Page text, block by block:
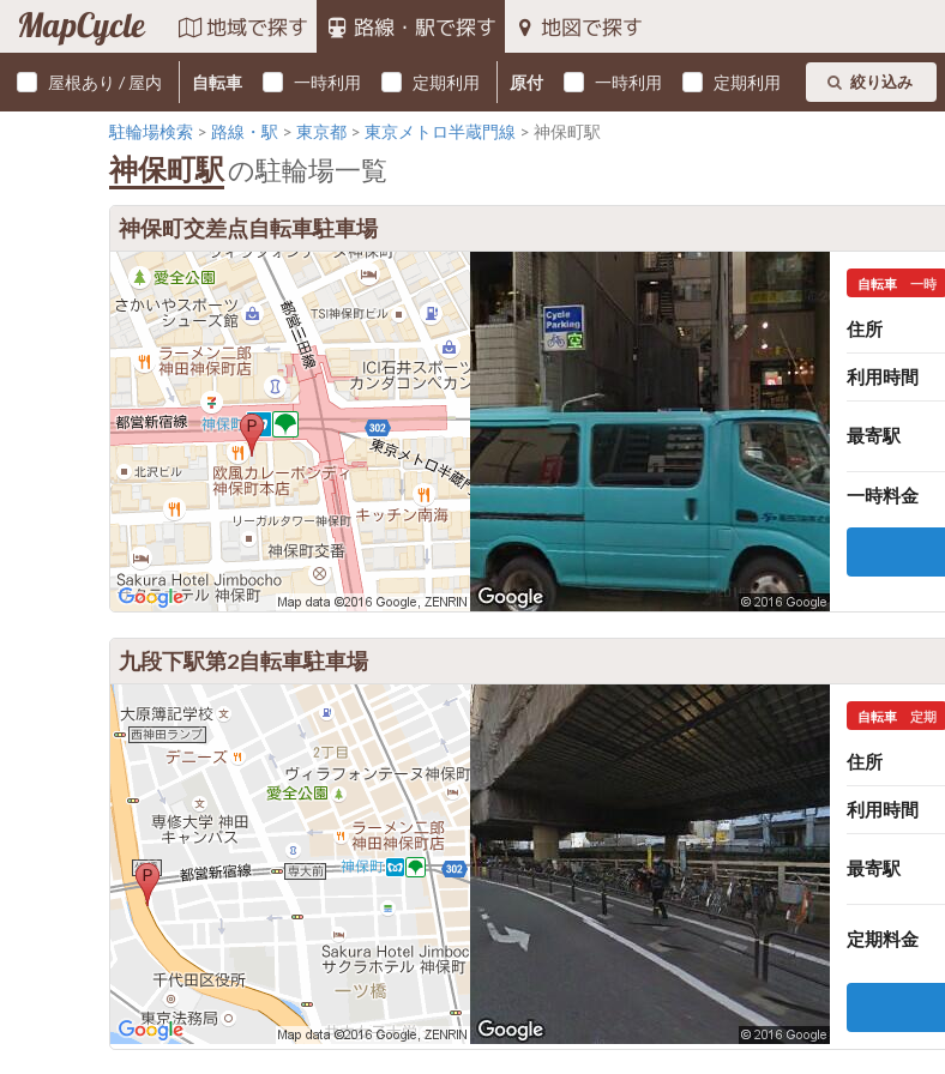
MapCycle 地域で探す 路線・駅で探す 地図で探す
屋根あり / 屋内 自転車 一時利用 定期利用 原付 一時利用 定期利用 絞り込み
駐輪場検索 路線・駅 東京都 東京メトロ半蔵門線 神保町駅
神保町駅の駐輪場一覧
神保町交差点自転車駐車場
自転車 一時
住所
利用時間
最寄駅
一時料金
九段下駅第2自転車駐車場
自転車 定期
住所
利用時間
最寄駅
定期料金